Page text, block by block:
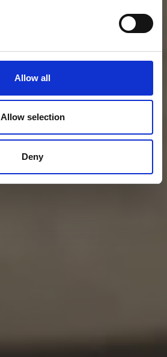
Allow all
Allow selection
Deny